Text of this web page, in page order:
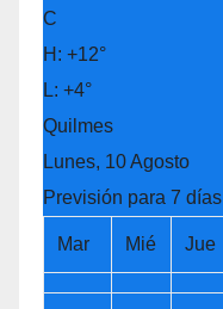
C
H: +12°
L: +4°
Quilmes
Lunes, 10 Agosto
Previsión para 7 días
Mar Mié Jue